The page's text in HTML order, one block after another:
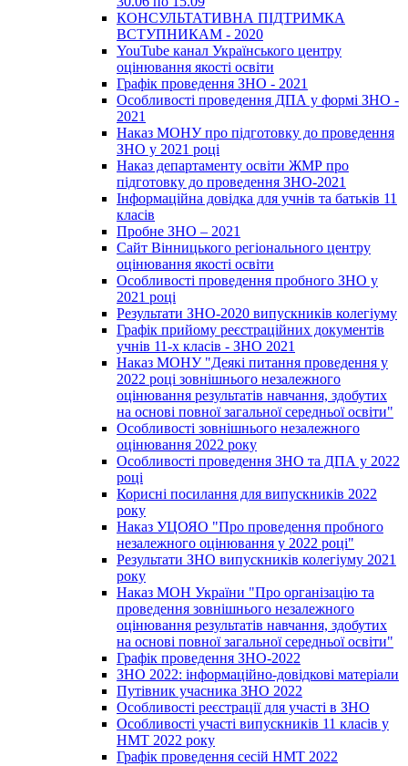
КОНСУЛЬТАТИВНА ПІДТРИМКА
ВСТУПНИКАМ - 2020
YouTube канал Українського центру
оцінювання якості освіти
Графік проведення ЗНО - 2021
Особливості проведення ДПА у формі ЗНО -
2021
Наказ МОНУ про підготовку до проведення
ЗНО у 2021 році
Наказ департаменту освіти ЖМР про
підготовку до проведення ЗНО-2021
Інформаційна довідка для учнів та батьків 11
класів
Пробне ЗНО – 2021
Сайт Вінницького регіонального центру
оцінювання якості освіти
Особливості проведення пробного ЗНО у
2021 році
Результати ЗНО-2020 випускників колегіуму
Графік прийому реєстраційних документів
учнів 11-х класів - ЗНО 2021
Наказ МОНУ "Деякі питання проведення у
2022 році зовнішнього незалежного
оцінювання результатів навчання, здобутих
на основі повної загальної середньої освіти"
Особливості зовнішнього незалежного
оцінювання 2022 року
Особливості проведення ЗНО та ДПА у 2022
році
Корисні посилання для випускників 2022
року
Наказ УЦОЯО "Про проведення пробного
незалежного оцінювання у 2022 році"
Результати ЗНО випускників колегіуму 2021
року
Наказ МОН України "Про організацію та
проведення зовнішнього незалежного
оцінювання результатів навчання, здобутих
на основі повної загальної середньої освіти"
Графік проведення ЗНО-2022
ЗНО 2022: інформаційно-довідкові матеріали
Путівник учасника ЗНО 2022
Особливості реєстрації для участі в ЗНО
Особливості участі випускників 11 класів у
НМТ 2022 року
Графік проведення сесій НМТ 2022